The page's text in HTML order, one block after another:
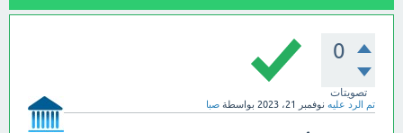
0
تصويتات
تم الرد عليه نوفمبر 21، 2023 بواسطة صبا